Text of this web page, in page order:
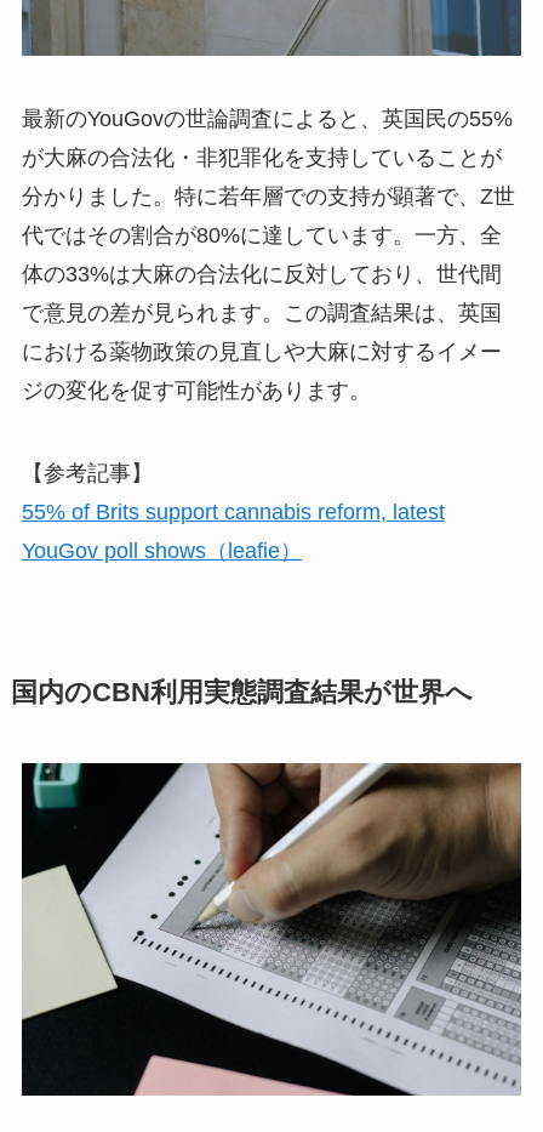
最新のYouGovの世論調査によると、英国民の55%
が大麻の合法化・非犯罪化を支持していることが
分かりました。特に若年層での支持が顕著で、Z世
代ではその割合が80%に達しています。一方、全
体の33%は大麻の合法化に反対しており、世代間
で意見の差が見られます。この調査結果は、英国
における薬物政策の見直しや大麻に対するイメー
ジの変化を促す可能性があります。
【参考記事】
55% of Brits support cannabis reform, latest
YouGov poll shows（leafie）
国内のCBN利用実態調査結果が世界へ